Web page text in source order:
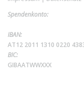
Spendenkonto:
IBAN:
AT12 2011 1310 0220
BIC:
GIBAATWWXXX